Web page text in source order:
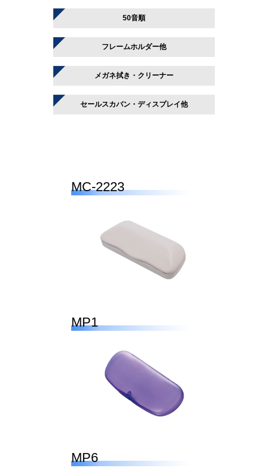
50音順
フレームホルダー他
メガネ拭き・クリーナー
セールスカバン・ディスプレイ他
MC-2223
MP1
MP6